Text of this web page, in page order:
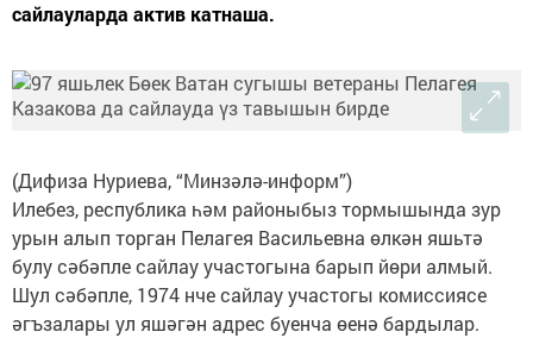
сайлауларда актив катнаша.
(Дифиза Нуриева, “Минзәлә-информ”)
Илебез, республика һәм районыбыз тормышында зур
урын алып торган Пелагея Васильевна өлкән яшьтә
булу сәбәпле сайлау участогына барып йөри алмый.
Шул сәбәпле, 1974 нче сайлау участогы комиссиясе
әгъзалары ул яшәгән адрес буенча өенә бардылар.